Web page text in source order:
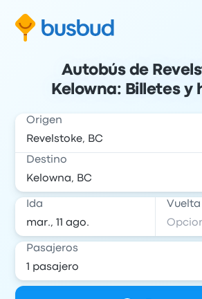
Autobús de
Kelowna: Billetes y
Origen
Destino
Ida Vuelta
Pasajeros